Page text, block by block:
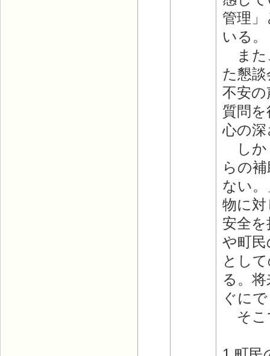
管理
いる。
また
た懇
不安
質問
心の
しか
らの
ない
物に
安全
や町
とし
る。
ぐに
そこ